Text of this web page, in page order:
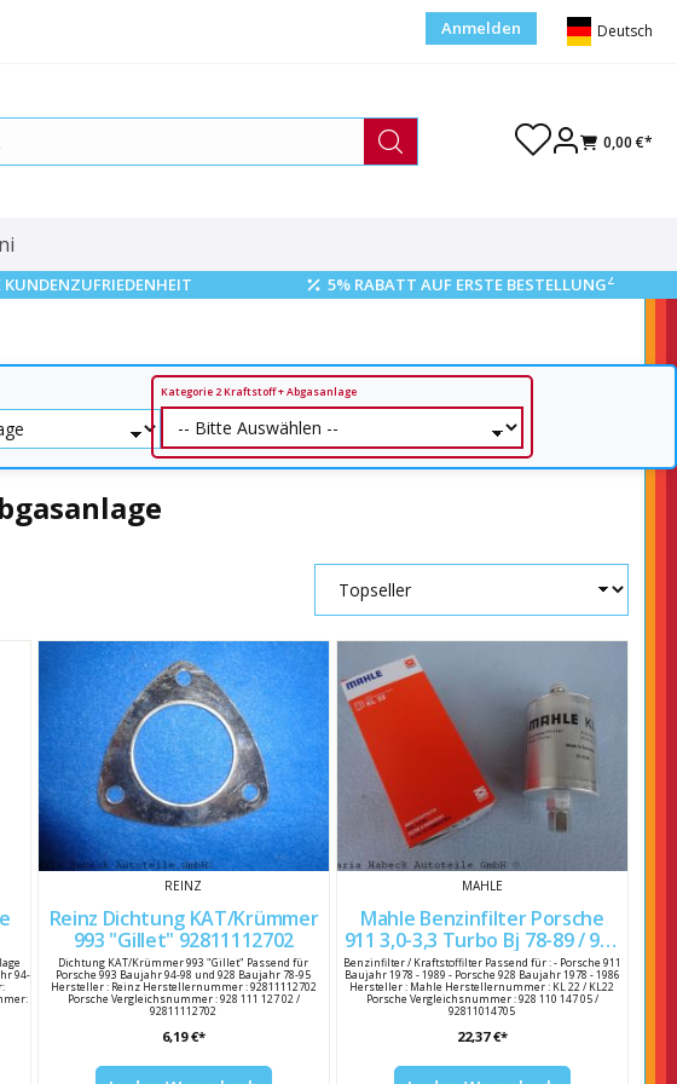
Anmelden Deutsch
0,00 €*
KUNDENZUFRIEDENHEIT 5% RABATT AUF ERSTE BESTELLUNG2
Kategorie 2 Kraftstoff + Abgasanlage
94-
REINZ
Reinz Dichtung KAT/Krümmer
993 "Gillet" 92811112702
Dichtung KAT/Krümmer 993 "Gillet" Passend für
Porsche 993 Baujahr 94-98 und 928 Baujahr 78-95
Hersteller : Reinz Herstellernummer : 92811112702
Porsche Vergleichsnummer : 928 111 127 02 /
92811112702
6,19 €*
MAHLE
Mahle Benzinfilter Porsche
911 3,0-3,3 Turbo Bj 78-89 / 928
KL22 92811014705
Benzinfilter / Kraftstoffilter Passend für : - Porsche 911
Baujahr 1978 - 1989 - Porsche 928 Baujahr 1978 - 1986
Hersteller : Mahle Herstellernummer : KL 22 / KL22
Porsche Vergleichsnummer : 928 110 147 05 /
92811014705
22,37 €*